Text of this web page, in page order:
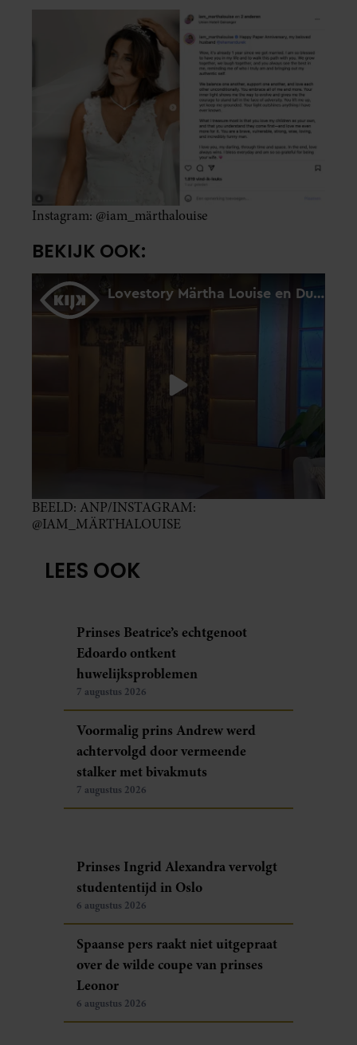
Instagram: @iam_märthalouise
BEKIJK OOK:
BEELD: ANP/INSTAGRAM:
@IAM_MÄRTHALOUISE
LEES OOK
Prinses Beatrice’s echtgenoot
Edoardo ontkent
huwelijksproblemen
7 augustus 2026
Voormalig prins Andrew werd
achtervolgd door vermeende
stalker met bivakmuts
7 augustus 2026
Prinses Ingrid Alexandra vervolgt
studententijd in Oslo
6 augustus 2026
Spaanse pers raakt niet uitgepraat
over de wilde coupe van prinses
Leonor
6 augustus 2026